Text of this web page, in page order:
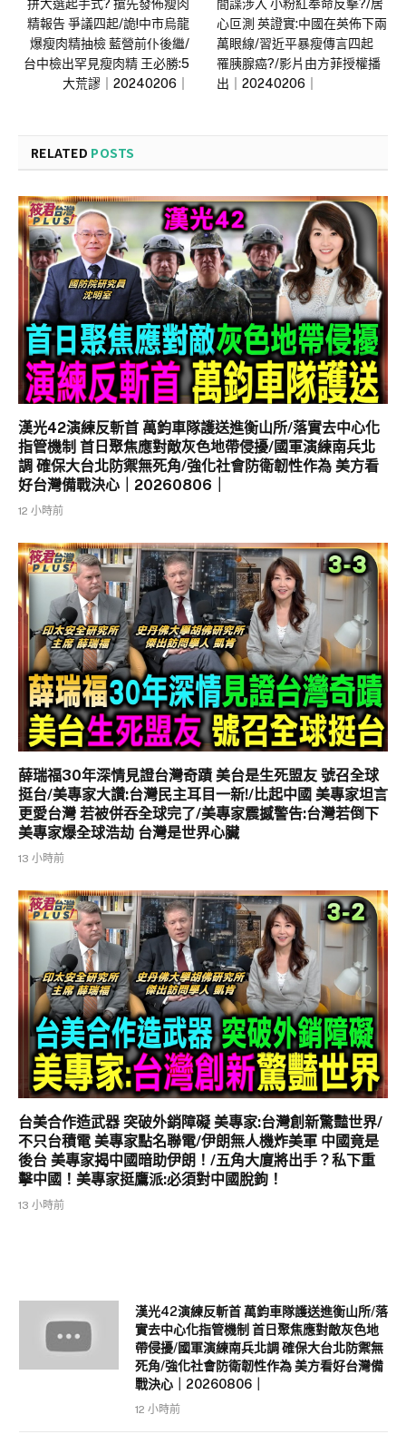
拼大選起手式? 搶先發佈瘦肉
精報告 爭議四起/詭!中市烏龍
爆瘦肉精抽檢 藍營前仆後繼/
台中檢出罕見瘦肉精 王必勝:5
大荒謬｜20240206｜
間諜涉入 小粉紅奉命反擊?/居
心叵測 英證實:中國在英佈下兩
萬眼線/習近平暴瘦傳言四起
罹胰腺癌?/影片由方菲授權播
出｜20240206｜
RELATED POSTS
漢光42演練反斬首 萬鈞車隊護送進衡山所/落實去中心化
指管機制 首日聚焦應對敵灰色地帶侵擾/國軍演練南兵北
調 確保大台北防禦無死角/強化社會防衛韌性作為 美方看
好台灣備戰決心｜20260806｜
12 小時前
薛瑞福30年深情見證台灣奇蹟 美台是生死盟友 號召全球
挺台/美專家大讚:台灣民主耳目一新!/比起中國 美專家坦言
更愛台灣 若被併吞全球完了/美專家震撼警告:台灣若倒下
美專家爆全球浩劫 台灣是世界心臟
13 小時前
台美合作造武器 突破外銷障礙 美專家:台灣創新驚豔世界/
不只台積電 美專家點名聯電/伊朗無人機炸美軍 中國竟是
後台 美專家揭中國暗助伊朗！/五角大廈將出手？私下重
擊中國！美專家挺鷹派:必須對中國脫鉤！
13 小時前
漢光42演練反斬首 萬鈞車隊護送進衡山所/落
實去中心化指管機制 首日聚焦應對敵灰色地
帶侵擾/國軍演練南兵北調 確保大台北防禦無
死角/強化社會防衛韌性作為 美方看好台灣備
戰決心｜20260806｜
12 小時前